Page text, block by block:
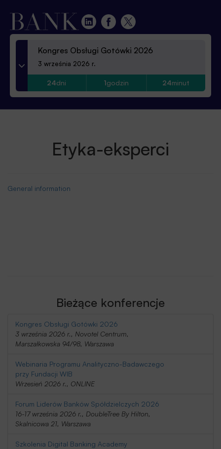
Kongres Obsługi Gotówki 2026
3 września 2026 r.
24dni 1godzin 24minut
Etyka-eksperci
General information
Bieżące konferencje
Kongres Obsługi Gotówki 2026
3 września 2026 r., Novotel Centrum,
Marszałkowska 94/98, Warszawa
Webinaria Programu Analityczno-Badawczego
przy Fundacji WIB
Wrzesień 2026 r., ONLINE
Forum Liderów Banków Spółdzielczych 2026
16-17 września 2026 r., DoubleTree By Hilton,
Skalnicowa 21, Warszawa
Szkolenia Digital Banking Academy